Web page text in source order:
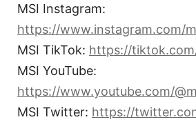
MSI Instagram:
https://www.instagram.com/
MSI TikTok: https://
MSI YouTube:
https://www.youtube.com/
MSI Twitter: https://